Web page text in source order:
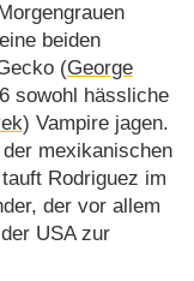
beiden
(George
sowohl hässliche
) Vampire jagen.
mexikanischen
Rodriguez im
der vor allem
USA zur